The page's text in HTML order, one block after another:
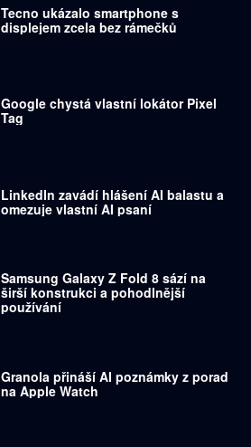
Tecno ukázalo smartphone s
displejem zcela bez rámečků
Google chystá vlastní lokátor Pixel
Tag
LinkedIn zavádí hlášení AI balastu a
omezuje vlastní AI psaní
Samsung Galaxy Z Fold 8 sází na
širší konstrukci a pohodlnější
používání
Granola přináší AI poznámky z porad
na Apple Watch